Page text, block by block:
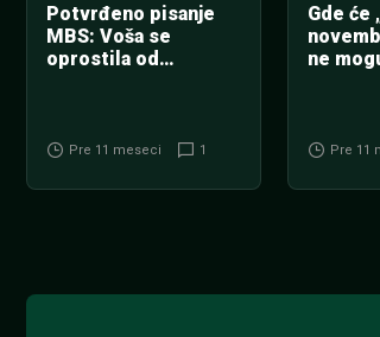
Potvrđeno pisanje
MBS: Voša se
oprostila od
Pre 11 meseci 1
Gde će
ne
Pre 11